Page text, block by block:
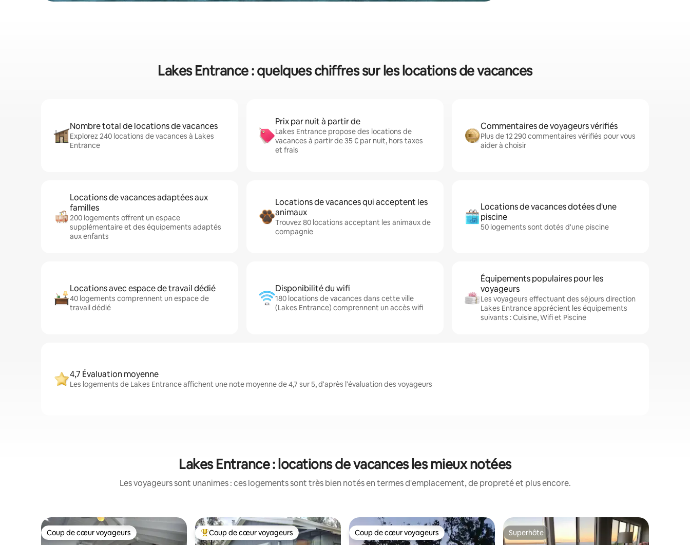
Lakes Entrance : quelques chiffres sur les locations de vacances
Nombre total de locations de vacances
Explorez 240 locations de vacances à Lakes
Entrance
Prix par nuit à partir de
Lakes Entrance propose des locations de
vacances à partir de 35 € par nuit, hors taxes
et frais
Commentaires de voyageurs vérifiés
Plus de 12 290 commentaires vérifiés pour vous
aider à choisir
Locations de vacances adaptées aux
familles
200 logements offrent un espace
supplémentaire et des équipements adaptés
aux enfants
Locations de vacances qui acceptent les
animaux
Trouvez 80 locations acceptant les animaux de
compagnie
Locations de vacances dotées d'une
piscine
50 logements sont dotés d'une piscine
Locations avec espace de travail dédié
40 logements comprennent un espace de
travail dédié
Disponibilité du wifi
180 locations de vacances dans cette ville
(Lakes Entrance) comprennent un accès wifi
Équipements populaires pour les
voyageurs
Les voyageurs effectuant des séjours direction
Lakes Entrance apprécient les équipements
suivants : Cuisine, Wifi et Piscine
4,7 Évaluation moyenne
Les logements de Lakes Entrance affichent une note moyenne de 4,7 sur 5, d'après l'évaluation des voyageurs
Lakes Entrance : locations de vacances les mieux notées
Les voyageurs sont unanimes : ces logements sont très bien notés en termes d'emplacement, de propreté et plus encore.
Coup de cœur voyageurs
Coup de cœur voyageurs Coups de cœur voyageurs les plus appréciés
Coup de cœur voyageurs Coup de cœur voyageurs
Coup de cœur voyageurs Superhôte
Superhôte